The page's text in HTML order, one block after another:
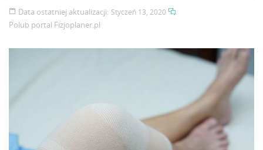
Data ostatniej aktualizacji: Styczeń 13, 2020
Polub portal Fizjoplaner.pl